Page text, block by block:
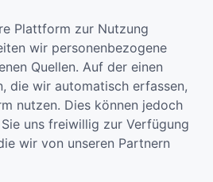
Plattform zur Nutzung
wir personenbezogene
Quellen. Auf der einen
die wir automatisch erfassen,
nutzen. Dies können jedoch
uns freiwillig zur Verfügung
wir von unseren Partnern